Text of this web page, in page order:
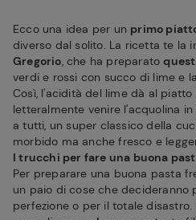
Ecco una idea per un primo
diverso dal solito. La ricetta te la
Gregorio, che ha preparato
verdi e rossi con succo di lime e
Così, l'acidità del lime dà al
letteralmente venire l'acquolina
a tutti, un super classico della
morbido ma anche fresco e
I trucchi per fare una buona
Per preparare una buona pasta
un paio di cose che decideranno
perfezione o per il totale disastro.